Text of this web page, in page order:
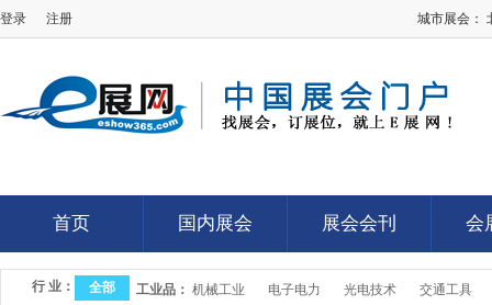
登录 注册 城市展会：
首页
首页
国内展会
国内展会
展会会刊
展会会刊
会
会
行 业： 全部 工业品： 机械工业 电子电力 光电技术
交通工具